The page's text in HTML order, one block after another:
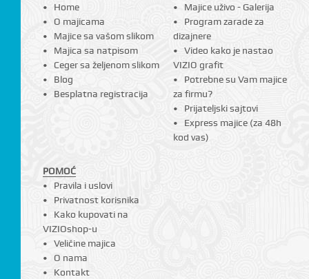
Home
O majicama
Majice sa vašom slikom
Majica sa natpisom
Ceger sa željenom slikom
Blog
Besplatna registracija
Majice uživo - Galerija
Program zarade za
dizajnere
Video kako je nastao
VIZIO grafit
Potrebne su Vam majice
za firmu?
Prijateljski sajtovi
Express majice (za 48h
kod vas)
POMOĆ
Pravila i uslovi
Privatnost korisnika
Kako kupovati na
VIZIOshop-u
Veličine majica
O nama
Kontakt